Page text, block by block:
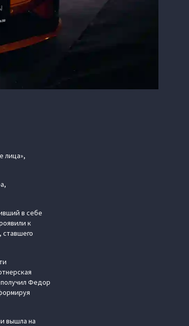
лица»,
в себе
к
получил Федор
вышла на